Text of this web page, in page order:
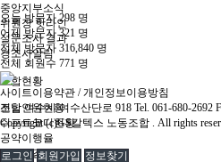
중앙지부소식
위원장 핫라인
설문조사 결과
경조사알림
조합현황
조합인원현황
쉬프트코디현황
공약이행율
조합원검색
오늘 방문자298 명
어제 방문자321 명
전체 방문자 316,840 명
전체 회원수 771 명
사이트이용약관 / 개인정보이용방침
전남 여수시 여수산단로 918 Tel. 061-680-2692
Copyright (c)GS칼텍스 노동조합 . All rights
로그인 회원가입 정보찾기